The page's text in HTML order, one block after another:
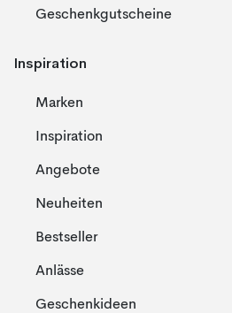
Geschenkgutscheine
Inspiration
Marken
Inspiration
Angebote
Neuheiten
Bestseller
Anlässe
Geschenkideen